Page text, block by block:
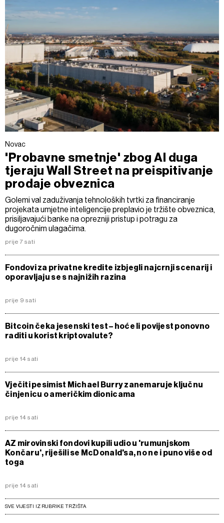
Novac
'Probavne smetnje' zbog AI duga
tjeraju Wall Street na preispitivanje
prodaje obveznica
Golemi val zaduživanja tehnoloških tvrtki za financiranje
projekata umjetne inteligencije preplavio je tržište obveznica,
prisiljavajući banke na oprezniji pristup i potragu za
dugoročnim ulagačima.
prije 7 sati
Fondovi za privatne kredite izbjegli najcrnji scenarij i
oporavljaju se s najnižih razina
prije 9 sati
Bitcoin čeka jesenski test – hoće li povijest ponovno
raditi u korist kriptovalute?
prije 14 sati
Vječiti pesimist Michael Burry zanemaruje ključnu
činjenicu o američkim dionicama
prije 14 sati
AZ mirovinski fondovi kupili udio u 'rumunjskom
Končaru', riješili se McDonald'sa, no ne i puno više od
toga
prije 14 sati
SVE VIJESTI IZ RUBRIKE TRŽIŠTA